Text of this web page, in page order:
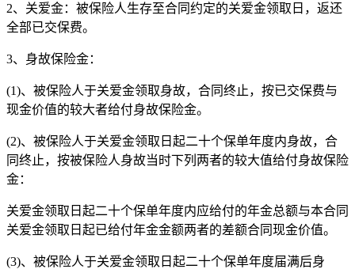
2、关爱金：被保险人生存至合同约定的关爱金领取日，返还
全部已交保费。
3、身故保险金：
(1)、被保险人于关爱金领取身故，合同终止，按已交保费与
现金价值的较大者给付身故保险金。
(2)、被保险人于关爱金领取日起二十个保单年度内身故，合
同终止，按被保险人身故当时下列两者的较大值给付身故保险
金：
关爱金领取日起二十个保单年度内应给付的年金总额与本合同
关爱金领取日起已给付年金金额两者的差额合同现金价值。
(3)、被保险人于关爱金领取日起二十个保单年度届满后身